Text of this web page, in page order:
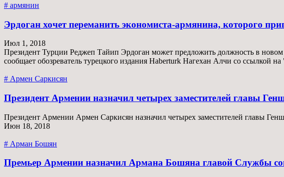
# армянин
Эрдоган хочет переманить экономиста-армянина, которого
Июл 1, 2018
Президент Турции Реджеп Тайип Эрдоган может предложить должность в
сообщает обозреватель турецкого издания Haberturk Нагехан Алчи со ссылкой
# Армен Саркисян
Президент Армении назначил четырех заместителей главы
Президент Армении Армен Саркисян назначил четырех заместителей главы
Июн 18, 2018
# Арман Бошян
Премьер Армении назначил Армана Бошяна главой Службы